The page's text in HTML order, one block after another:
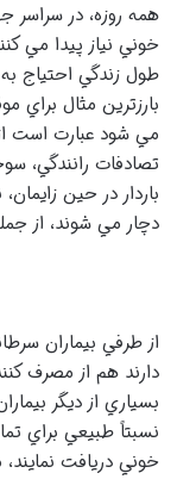
همه روزه، در سراسر
خوني نياز پيدا مي
طول زندگي احتياج
بارزترين مثال براي
مي شود عبارت است
تصادفات رانندگي،
باردار در حين
دچار مي شوند، از
از طرفي بيماران
دارند هم از مصرف
بسياري از ديگر
نسبتاً طبيعي براي
خوني دريافت